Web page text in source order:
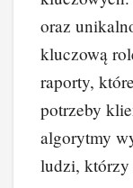
oraz
kluczową
raporty,
potrzeby
algorytmy
ludzi, którzy